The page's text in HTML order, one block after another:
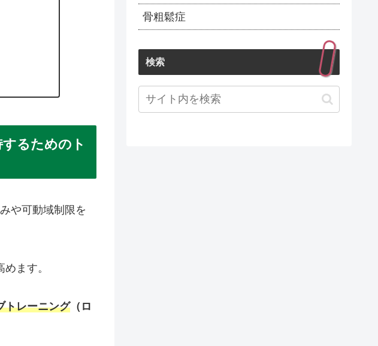
るためのト
や可動域制限を
ます。
トレーニング（ロ
骨粗鬆症
検索